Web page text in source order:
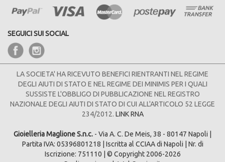
SEGUICI SUI SOCIAL
LA SOCIETA' HA RICEVUTO BENEFICI RIENTRANTI NEL REGIME
DEGLI AIUTI DI STATO E NEL REGIME DEI MINIMIS PER I QUALI
SUSSISTE L'OBBLIGO DI PUBBLICAZIONE NEL REGISTRO
NAZIONALE DEGLI AIUTI DI STATO DI CUI ALL'ARTICOLO 52 LEGGE
234/2012. LINK RNA
Gioielleria Maglione S.n.c. - Via A. C. De Meis, 38 - 80147 Napoli |
Partita IVA: 05396801218 | Iscritta al CCIAA di Napoli | Nr. di
Iscrizione: 751110 | © Copyright 2006-2026